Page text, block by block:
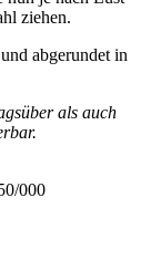
ziehen.
abgerundet in
als auch
000